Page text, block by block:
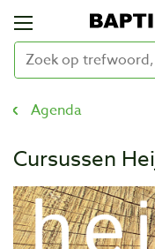
Agenda
Cursussen